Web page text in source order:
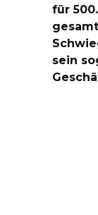
für
sein